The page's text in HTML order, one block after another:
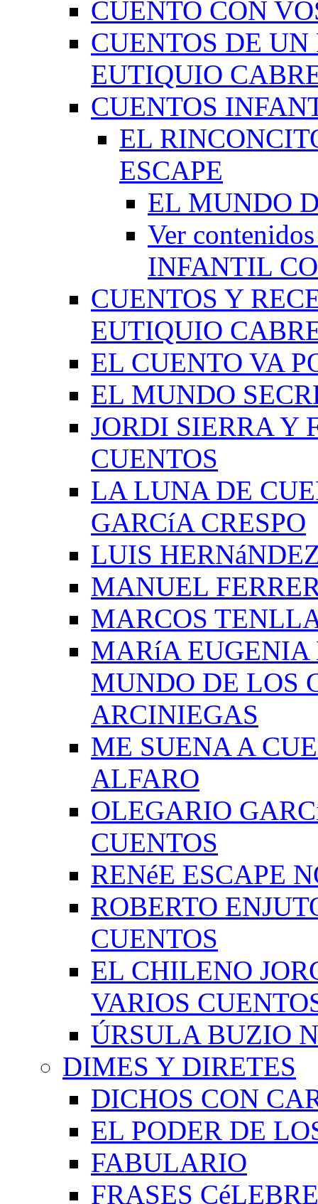
CUENTO CON
CUENTOS DE
EUTIQUIO
CUENTOS
EL
ESCAPE
EL MUNDO
Ver
INFANTIL
CUENTOS Y
EUTIQUIO
EL CUENTO VA
EL MUNDO
JORDI SIERRA Y
CUENTOS
LA LUNA DE
GARCíA CRESPO
LUIS
MANUEL
MARCOS
MARíA EUGENIA
MUNDO DE LOS
ARCINIEGAS
ME SUENA A
ALFARO
OLEGARIO
CUENTOS
RENéE ESCAPE
ROBERTO
CUENTOS
EL CHILENO
VARIOS
ÚRSULA BUZIO
DIMES Y DIRETES
DICHOS CON
EL PODER DE
FABULARIO
FRASES